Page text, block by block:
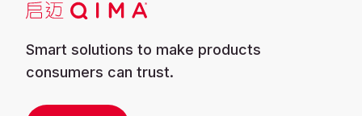
Smart solutions to make products
consumers can trust.